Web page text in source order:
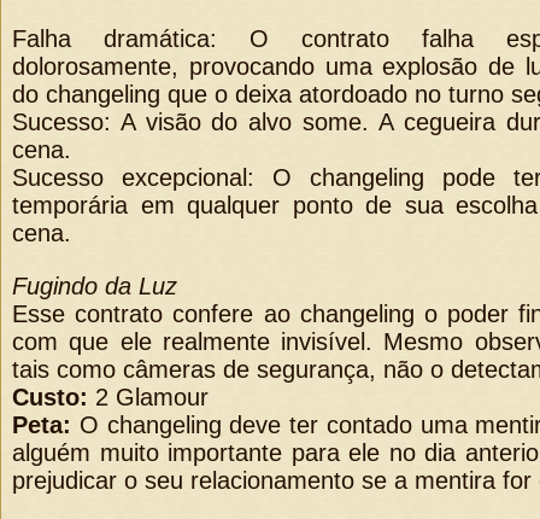
Falha dramática: O contrato falha
dolorosamente, provocando uma explosão de
do changeling que o deixa atordoado no turno
Sucesso: A visão do alvo some. A cegueira
cena.
Sucesso excepcional: O changeling pode
temporária em qualquer ponto de sua
cena.
Fugindo da Luz
Esse contrato confere ao changeling o poder
com que ele realmente invisível. Mesmo
tais como câmeras de segurança, não o
Custo: 2 Glamour
Peta: O changeling deve ter contado uma
alguém muito importante para ele no dia
prejudicar o seu relacionamento se a mentira for